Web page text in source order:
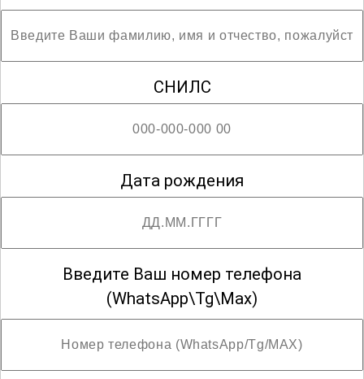
Лечебная физкультура
Лечебное дело
Медико-профилактическое дело
Медико-социальная помощь
Медицинская оптика
СНИЛС
Дата рождения
Введите Ваш номер телефона
(WhatsApp\Tg\Max)